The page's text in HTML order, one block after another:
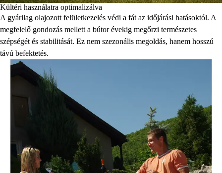
Kültéri használatra optimalizálva
A gyárilag olajozott felületkezelés védi a fát az időjárási hatásoktól. A
megfelelő gondozás mellett a bútor évekig megőrzi természetes
szépségét és stabilitását. Ez nem szezonális megoldás, hanem hosszú
távú befektetés.